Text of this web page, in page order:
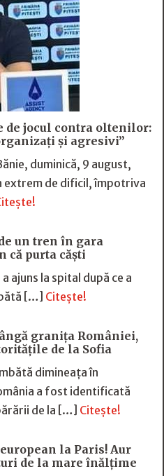
de jocul contra oltenilor:
și agresivi”
duminică, 9 august,
extrem de dificil, împotriva
un tren în gara
că purta căști
ajuns la spital după ce a
[…] Citește!
granița României,
de la Sofia
dimineața în
a fost identificată
de la […] Citește!
la Paris! Aur
de la mare înălțime